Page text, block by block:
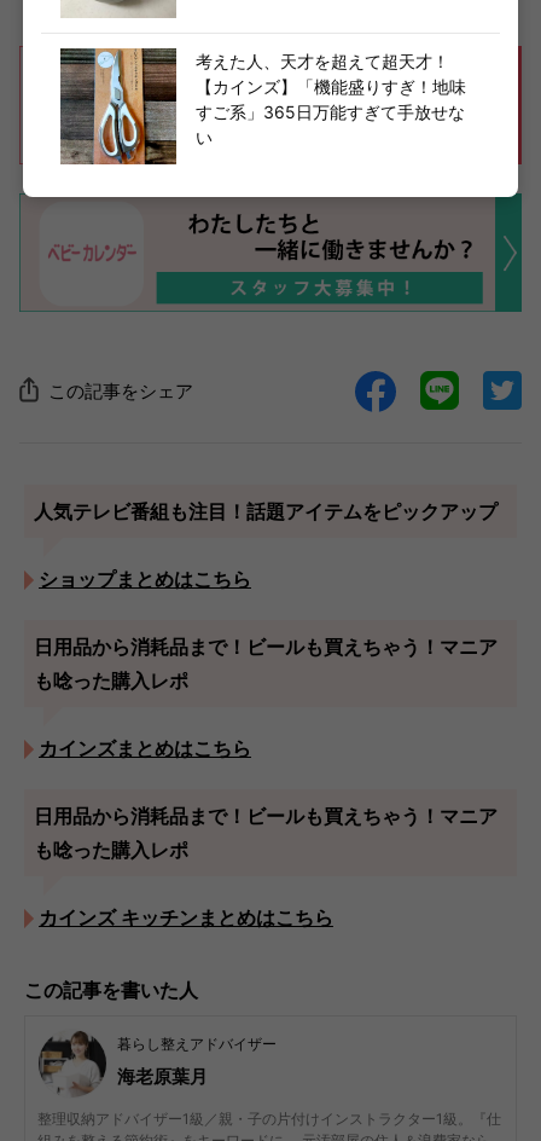
この記事をシェア
人気テレビ番組も注目！話題アイテムをピックアップ
ショップまとめはこちら
日用品から消耗品まで！ビールも買えちゃう！マニア
も唸った購入レポ
カインズまとめはこちら
日用品から消耗品まで！ビールも買えちゃう！マニア
も唸った購入レポ
カインズ キッチンまとめはこちら
この記事を書いた人
暮らし整えアドバイザー
海老原葉月
整理収納アドバイザー1級／親・子の片付けインストラクター1級。『仕
考えた人、天才を超えて超天才！
【カインズ】「機能盛りすぎ！地味
すご系」365日万能すぎて手放せな
い